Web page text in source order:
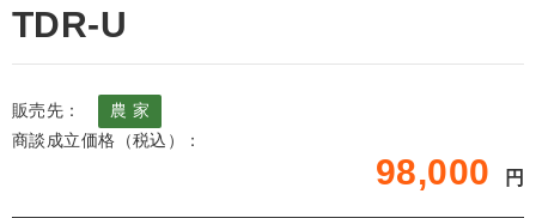
TDR-U
販売先：
農 家
商談成立価格（税込）：
98,000 円